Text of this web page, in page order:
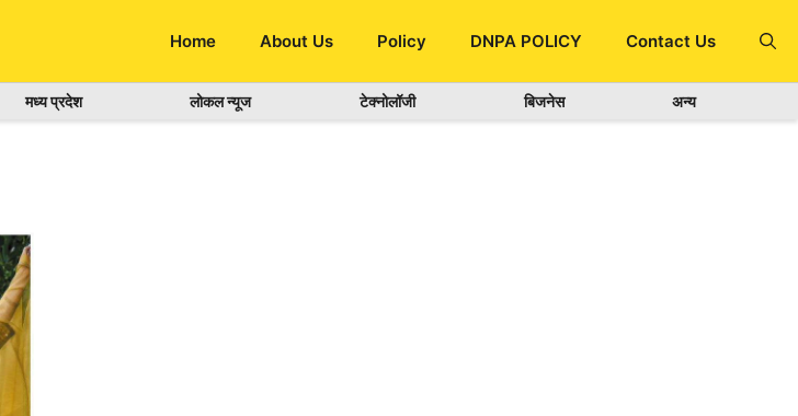
Home About Us Policy DNPA POLICY Contact Us
मध्य प्रदेश लोकल न्यूज टेक्नोलॉजी बिजनेस अन्य